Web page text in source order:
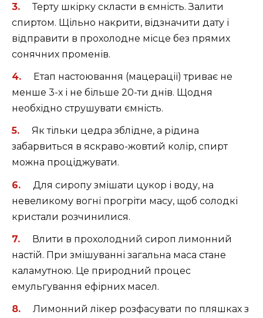
Терту шкірку скласти в ємність. Залити
спиртом. Щільно накрити, відзначити дату і
відправити в прохолодне місце без прямих
сонячних променів.
Етап настоювання (мацерації) триває не
менше 3-х і не більше 20-ти днів. Щодня
необхідно струшувати ємність.
Як тільки цедра зблідне, а рідина
забарвиться в яскраво-жовтий колір, спирт
можна проціджувати.
Для сиропу змішати цукор і воду, на
невеликому вогні прогріти масу, щоб солодкі
кристали розчинилися.
Влити в прохолодний сироп лимонний
настій. При змішуванні загальна маса стане
каламутною. Це природний процес
емульгування ефірних масел.
Лимонний лікер розфасувати по пляшках з